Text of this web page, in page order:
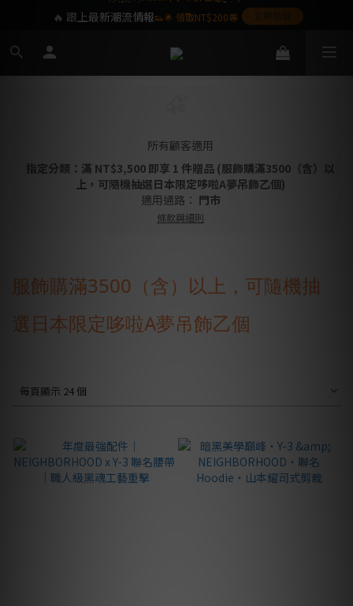
所有顧客適用
指定分類：滿 NT$3,500 即享 1 件贈品 (服飾購滿3500（含）以
上，可隨機抽選日本限定哆啦A夢吊飾乙個)
適用通路： 門市
條款與細則
服飾購滿3500（含）以上，可隨機抽
選日本限定哆啦A夢吊飾乙個
每頁顯示 24 個
🔥 跟上最新潮流情報👟🌟 領取NT$200專
海外離島暫不提供,敬請見諒